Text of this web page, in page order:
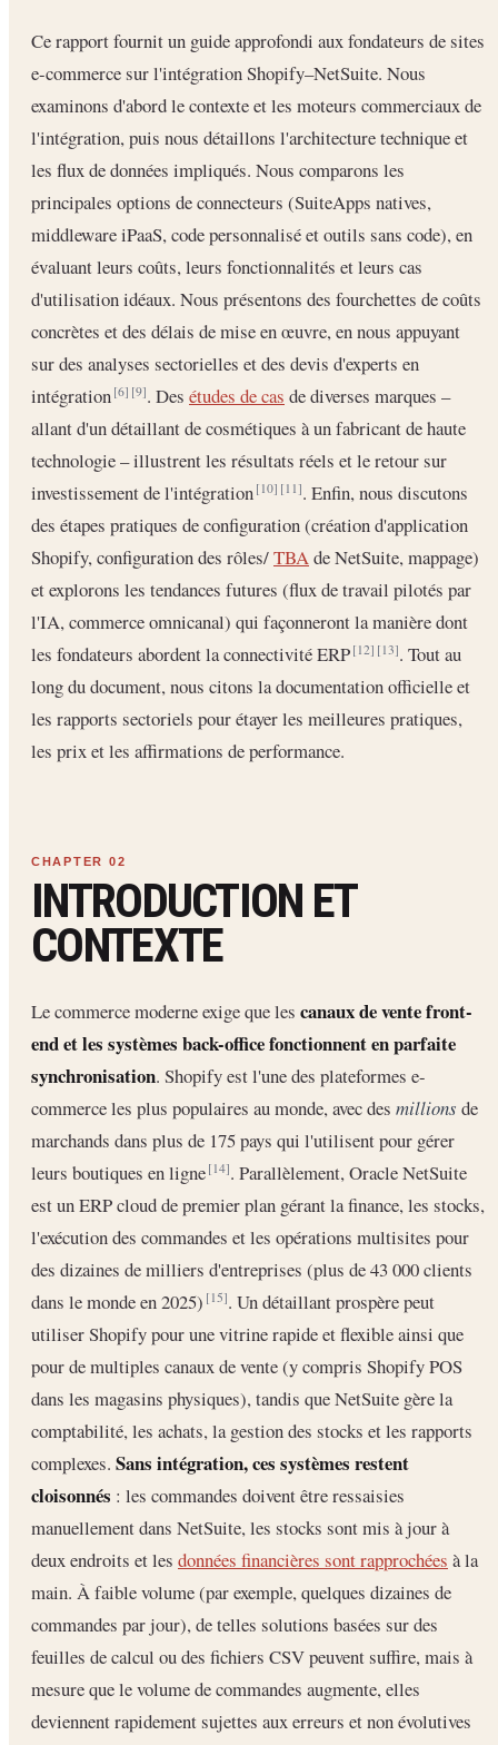
Ce rapport fournit un guide approfondi aux fondateurs de sites
e-commerce sur l'intégration Shopify–NetSuite. Nous
examinons d'abord le contexte et les moteurs commerciaux de
l'intégration, puis nous détaillons l'architecture technique et
les flux de données impliqués. Nous comparons les
principales options de connecteurs (SuiteApps natives,
middleware iPaaS, code personnalisé et outils sans code), en
évaluant leurs coûts, leurs fonctionnalités et leurs cas
d'utilisation idéaux. Nous présentons des fourchettes de coûts
concrètes et des délais de mise en œuvre, en nous appuyant
sur des analyses sectorielles et des devis d'experts en
intégration[6] [9]. Des études de cas de diverses marques –
allant d'un détaillant de cosmétiques à un fabricant de haute
technologie – illustrent les résultats réels et le retour sur
investissement de l'intégration[10] [11]. Enfin, nous discutons
des étapes pratiques de configuration (création d'application
Shopify, configuration des rôles/TBAde NetSuite, mappage)
et explorons les tendances futures (flux de travail pilotés par
l'IA, commerce omnicanal) qui façonneront la manière dont
les fondateurs abordent la connectivité ERP[12] [13]. Tout au
long du document, nous citons la documentation officielle et
les rapports sectoriels pour étayer les meilleures pratiques,
les prix et les affirmations de performance.
INTRODUCTION ET
CONTEXTE
Le commerce moderne exige que les canaux de vente front-
end et les systèmes back-office fonctionnent en parfaite
synchronisation. Shopify est l'une des plateformes e-
commerce les plus populaires au monde, avec des millions de
marchands dans plus de 175 pays qui l'utilisent pour gérer
leurs boutiques en ligne[14]. Parallèlement, Oracle NetSuite
est un ERP cloud de premier plan gérant la finance, les stocks,
l'exécution des commandes et les opérations multisites pour
des dizaines de milliers d'entreprises (plus de 43 000 clients
dans le monde en 2025)[15]. Un détaillant prospère peut
utiliser Shopify pour une vitrine rapide et flexible ainsi que
pour de multiples canaux de vente (y compris Shopify POS
dans les magasins physiques), tandis que NetSuite gère la
comptabilité, les achats, la gestion des stocks et les rapports
complexes. Sans intégration, ces systèmes restent
cloisonnés : les commandes doivent être ressaisies
manuellement dans NetSuite, les stocks sont mis à jour à
deux endroits et les données financières sont rapprochées à la
main. À faible volume (par exemple, quelques dizaines de
commandes par jour), de telles solutions basées sur des
feuilles de calcul ou des fichiers CSV peuvent suffire, mais à
mesure que le volume de commandes augmente, elles
deviennent rapidement sujettes aux erreurs et non évolutives